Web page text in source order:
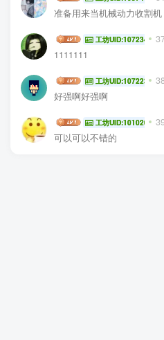
准备用来当机械动力收割机
baiye88888888工坊UID:107234
1111111
Xianyu6 工坊UID:107223
好强啊好强啊
JYao 工坊UID:101020
可以可以不错的